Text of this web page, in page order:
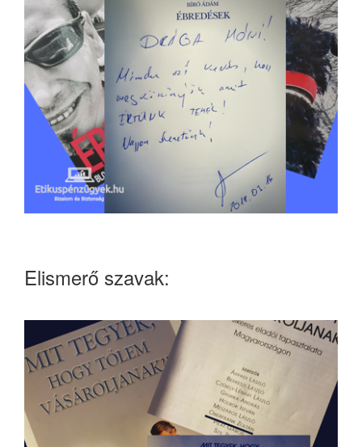
Elismerő szavak: